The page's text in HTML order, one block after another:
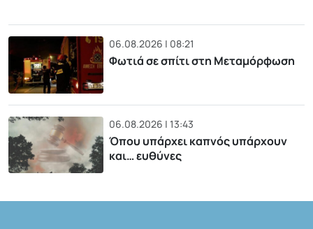
06.08.2026 | 08:21
Φωτιά σε σπίτι στη Μεταμόρφωση
06.08.2026 | 13:43
Όπου υπάρχει καπνός υπάρχουν
και… ευθύνες